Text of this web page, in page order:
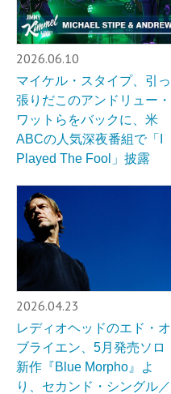
2026.06.10
マイケル・スタイプ、引っ
張りだこのアンドリュー・
ワットらをバックに、米
ABCの人気深夜番組で「I
Played The Fool」披露
2026.04.23
レディオヘッドのエド・オ
ブライエン、5月発売ソロ
新作『Blue Morpho』よ
り、セカンド・シングル／